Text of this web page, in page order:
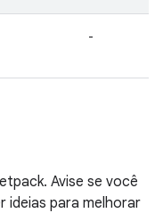
-
Avise se você
ideias para melhorar